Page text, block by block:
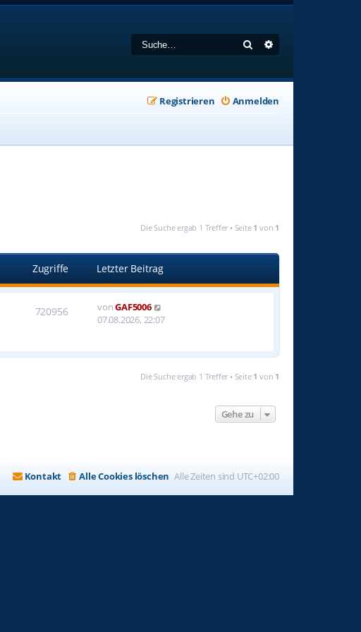
Suche
Anmelden
Registrieren
Die Suche ergab 1 Treffer • Seite 1 von 1
Zugriffe Letzter Beitrag
720956 vonGAF5006
07.08.2026, 22:07
Die Suche ergab 1 Treffer • Seite 1 von 1
Gehe zu
Alle Zeiten sind UTC+02:00
Alle Cookies löschen
Kontakt